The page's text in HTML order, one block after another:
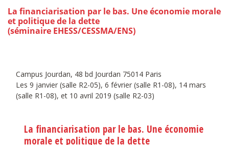
La financiarisation par le bas. Une économie morale
et politique de la dette
(séminaire EHESS/CESSMA/ENS)
Campus Jourdan, 48 bd Jourdan 75014 Paris
Les 9 janvier (salle R2-05), 6 février (salle R1-08), 14 mars
(salle R1-08), et 10 avril 2019 (salle R2-03)
La financiarisation par le bas. Une économie
morale et politique de la dette